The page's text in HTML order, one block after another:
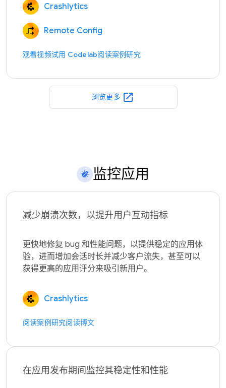
Crashlytics
Remote Config
观看视频试用 Codelab阅读案例研究
浏览更多 open_in_new
监控应用
减少崩溃次数，以提升用户互动指标
更快地修复 bug 和性能问题，以提供稳定的应用体
验，进而增加会话时长并减少客户流失，甚至可以
Crashlytics
阅读案例研究阅读博文
在应用发布期间监控其稳定性和性能